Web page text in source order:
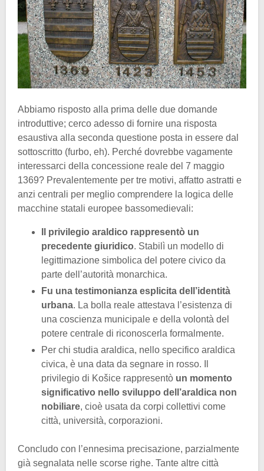
Abbiamo risposto alla prima delle due domande
introduttive; cerco adesso di fornire una risposta
esaustiva alla seconda questione posta in essere dal
sottoscritto (furbo, eh). Perché dovrebbe vagamente
interessarci della concessione reale del 7 maggio
1369? Prevalentemente per tre motivi, affatto astratti e
anzi centrali per meglio comprendere la logica delle
macchine statali europee bassomedievali:
Il privilegio araldico rappresentò un
precedente giuridico. Stabilì un modello di
legittimazione simbolica del potere civico da
parte dell’autorità monarchica.
Fu una testimonianza esplicita dell’identità
urbana. La bolla reale attestava l’esistenza di
una coscienza municipale e della volontà del
potere centrale di riconoscerla formalmente.
Per chi studia araldica, nello specifico araldica
civica, è una data da segnare in rosso. Il
privilegio di Košice rappresentò un momento
significativo nello sviluppo dell’araldica non
nobiliare, cioè usata da corpi collettivi come
città, università, corporazioni.
Concludo con l’ennesima precisazione, parzialmente
già segnalata nelle scorse righe. Tante altre città